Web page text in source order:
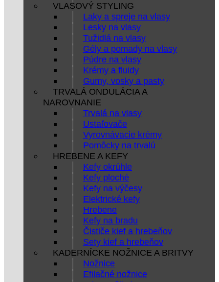
VLASOVÝ STYLING
Laky a spreje na vlasy
Lesky na vlasy
Tužidlá na vlasy
Gély a pomady na vlasy
Púdre na vlasy
Krémy a fluidy
Gumy, vosky a pasty
TRVALÁ ONDULÁCIA A
NAROVNANIE
Trvalá na vlasy
Ustaľovače
Vyrovnávacie krémy
Pomôcky na trvalú
HREBENE A KEFY
Kefy okrúhle
Kefy ploché
Kefy na výčesy
Elektrické kefy
Hrebene
Kefy na bradu
Čističe kief a hrebeňov
Sety kief a hrebeňov
KADERNÍCKE NOŽNICE A BRITVY
Nožnice
Efilačné nožnice